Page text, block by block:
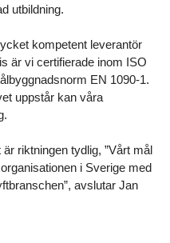
utbildning.
kompetent leverantör
är vi certifierade inom ISO
EN 1090-1.
uppstår kan våra
riktningen tydlig, ”Vårt mål
i Sverige med
avslutar Jan